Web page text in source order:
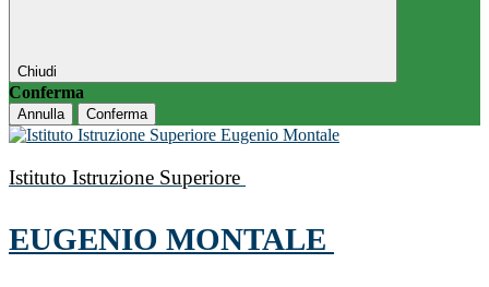
Chiudi
Conferma
Annulla Conferma
Istituto Istruzione Superiore
EUGENIO MONTALE